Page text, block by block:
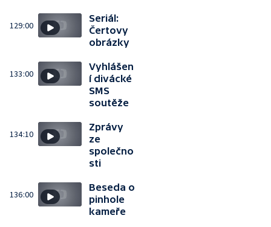
129:00
Seriál:
Čertovy
obrázky
133:00
Vyhlášen
í divácké
SMS
soutěže
134:10
Zprávy
ze
společno
sti
136:00
Beseda o
pinhole
kameře